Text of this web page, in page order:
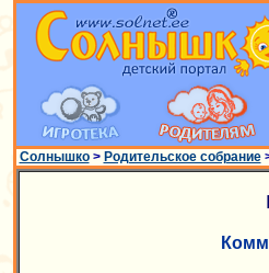
Солнышко> Родительское собрание